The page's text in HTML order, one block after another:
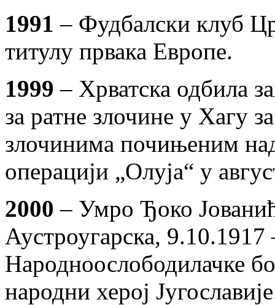
1991 – Фудбалски клуб
титулу првака Европе.
1999 – Хрватска одбила
за ратне злочине у Хагу
злочинима почињеним
операцији „Олуја“ у
2000 – Умро Ђоко
Аустроугарска,
Народноослободилачке
народни херој